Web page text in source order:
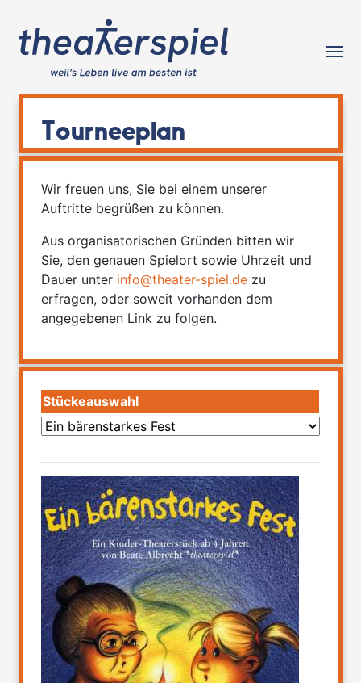
Tourneeplan
Wir freuen uns, Sie bei einem unserer
Auftritte begrüßen zu können.
Aus organisatorischen Gründen bitten wir
Sie, den genauen Spielort sowie Uhrzeit und
Dauer unter info@theater-spiel.de zu
erfragen, oder soweit vorhanden dem
angegebenen Link zu folgen.
Stückeauswahl